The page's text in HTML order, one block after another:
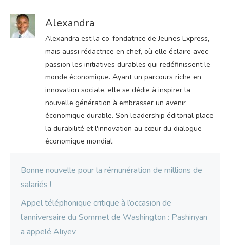
Alexandra
Alexandra est la co-fondatrice de Jeunes Express,
mais aussi rédactrice en chef, où elle éclaire avec
passion les initiatives durables qui redéfinissent le
monde économique. Ayant un parcours riche en
innovation sociale, elle se dédie à inspirer la
nouvelle génération à embrasser un avenir
économique durable. Son leadership éditorial place
la durabilité et l'innovation au cœur du dialogue
économique mondial.
Bonne nouvelle pour la rémunération de millions de
salariés !
Appel téléphonique critique à l’occasion de
l’anniversaire du Sommet de Washington : Pashinyan
a appelé Aliyev